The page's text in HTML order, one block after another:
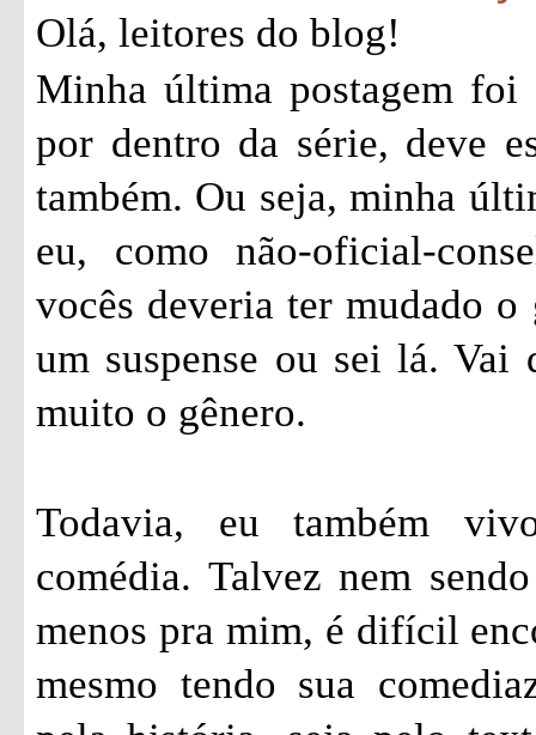
Olá, leitores do blog!
Minha última postagem
por dentro da série, deve
também. Ou seja, minha
eu, como não-oficial-
vocês deveria ter mudado o
um suspense ou sei lá. Vai
muito o gênero.
Todavia, eu também
comédia. Talvez nem
menos pra mim, é difícil
mesmo tendo sua